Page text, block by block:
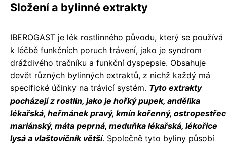
Složení a bylinné extrakty
IBEROGAST je lék rostlinného původu, který se používá
k léčbě funkčních poruch trávení, jako je syndrom
dráždivého tračníku a funkční dyspepsie. Obsahuje
devět různých bylinných extraktů, z nichž každý má
specifické účinky na trávicí systém. Tyto extrakty
pocházejí z rostlin, jako je hořký pupek, andělika
lékařská, heřmánek pravý, kmín kořenný, ostropestřec
mariánský, máta peprná, meduňka lékařská, lékořice
lysá a vlaštovičník větší. Společně tyto byliny působí